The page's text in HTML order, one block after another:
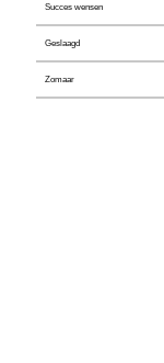
Succes wensen
Geslaagd
Zomaar